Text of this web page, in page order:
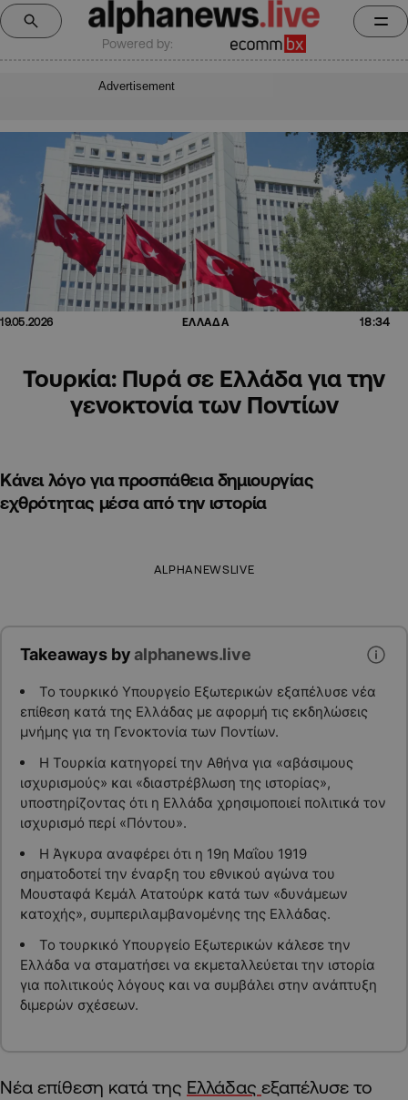
Powered by:
Advertisement
19.05.2026 ΕΛΛΑΔΑ 18:34
Τουρκία: Πυρά σε Ελλάδα για την
γενοκτονία των Ποντίων
Κάνει λόγο για προσπάθεια δημιουργίας
εχθρότητας μέσα από την ιστορία
ALPHANEWSLIVE
Takeaways byalphanews.live
Το τουρκικό Υπουργείο Εξωτερικών εξαπέλυσε νέα
επίθεση κατά της Ελλάδας με αφορμή τις εκδηλώσεις
μνήμης για τη Γενοκτονία των Ποντίων.
Η Τουρκία κατηγορεί την Αθήνα για «αβάσιμους
ισχυρισμούς» και «διαστρέβλωση της ιστορίας»,
υποστηρίζοντας ότι η Ελλάδα χρησιμοποιεί πολιτικά τον
ισχυρισμό περί «Πόντου».
Η Άγκυρα αναφέρει ότι η 19η Μαΐου 1919
σηματοδοτεί την έναρξη του εθνικού αγώνα του
Μουσταφά Κεμάλ Ατατούρκ κατά των «δυνάμεων
κατοχής», συμπεριλαμβανομένης της Ελλάδας.
Το τουρκικό Υπουργείο Εξωτερικών κάλεσε την
Ελλάδα να σταματήσει να εκμεταλλεύεται την ιστορία
για πολιτικούς λόγους και να συμβάλει στην ανάπτυξη
διμερών σχέσεων.
Νέα επίθεση κατά της Ελλάδας εξαπέλυσε το